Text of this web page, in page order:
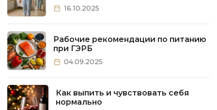
16.10.2025
Рабочие рекомендации по питанию
при ГЭРБ
04.09.2025
Как выпить и чувствовать себя
нормально